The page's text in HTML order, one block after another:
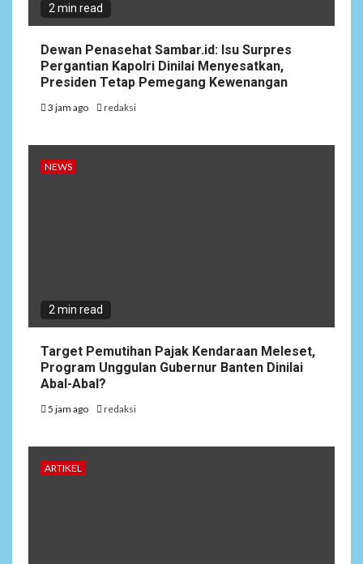
2 min read
Dewan Penasehat Sambar.id: Isu Surpres
Pergantian Kapolri Dinilai Menyesatkan,
Presiden Tetap Pemegang Kewenangan
3 jam ago redaksi
NEWS
2 min read
Target Pemutihan Pajak Kendaraan Meleset,
Program Unggulan Gubernur Banten Dinilai
Abal-Abal?
5 jam ago redaksi
ARTIKEL